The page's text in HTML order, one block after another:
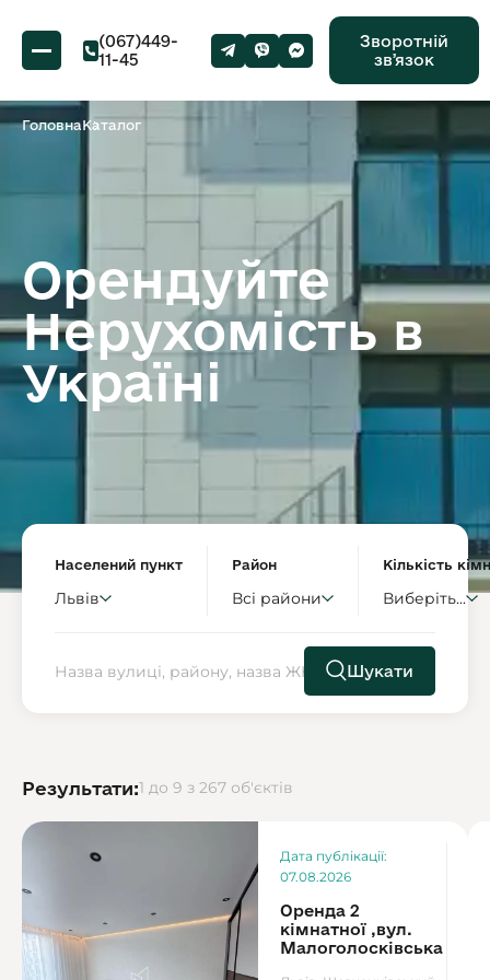
(067)449-
11-45
Зворотній
звʼязок
ГоловнаКаталог
Орендуйте
Нерухомість в
Україні
Населений пункт
Львів
Район
Всі райони
Кількість
Виберіть...
Шукати
Результати:1 до 9 з 267 об'єктів
Дата публікації:
07.08.2026
Оренда 2
кімнатної ,вул.
Малоголосківська